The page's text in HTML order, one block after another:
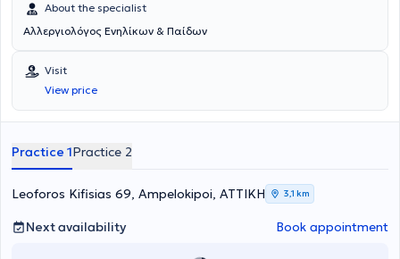
About the specialist
Αλλεργιολόγος Ενηλίκων & Παίδων
Visit
View price
Practice 1Practice 2
Leoforos Kifisias 69, Ampelokipoi, ΑΤΤΙΚΗ 3,1 km
Next availability Book appointment